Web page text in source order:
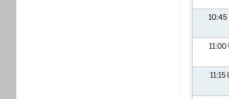
10:45
11:00
11:15